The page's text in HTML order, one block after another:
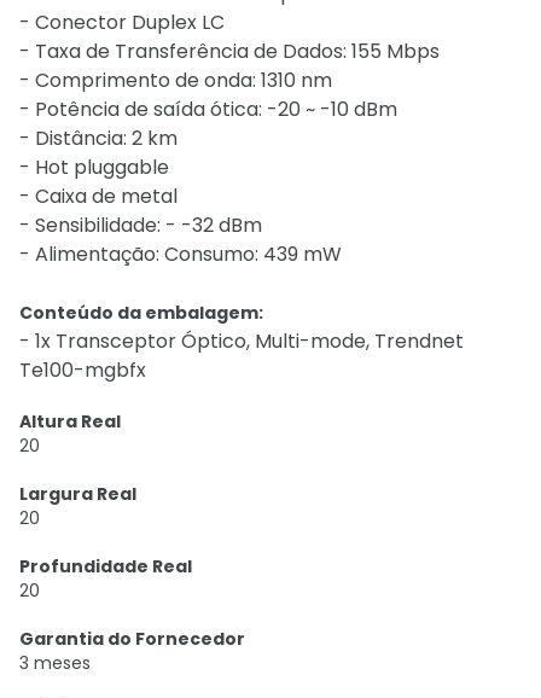
- Conector Duplex LC
- Taxa de Transferência de Dados: 155 Mbps
- Comprimento de onda: 1310 nm
- Potência de saída ótica: -20 ~ -10 dBm
- Distância: 2 km
- Hot pluggable
- Caixa de metal
- Sensibilidade: - -32 dBm
- Alimentação: Consumo: 439 mW
Conteúdo da embalagem:
- 1x Transceptor Óptico, Multi-mode, Trendnet
Te100-mgbfx
Altura Real
20
Largura Real
20
Profundidade Real
20
Garantia do Fornecedor
3 meses